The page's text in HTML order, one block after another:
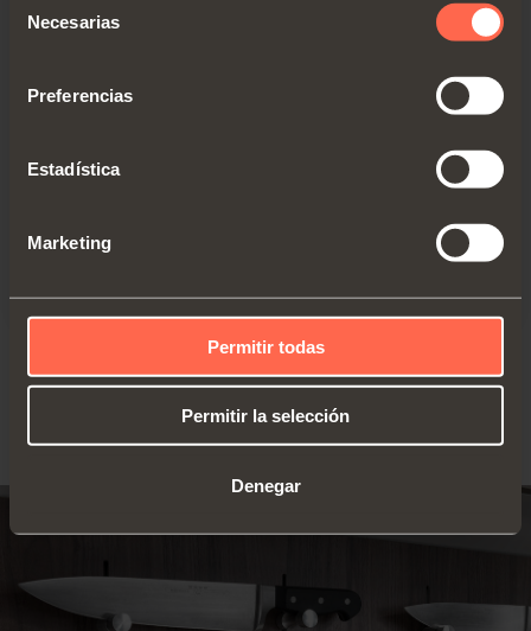
Necesarias
Preferencias
Estadística
Marketing
Permitir todas
Permitir la selección
Denegar
Pin Wine
encajados en paneles mecanizados
VOLVER A LA REVISTA